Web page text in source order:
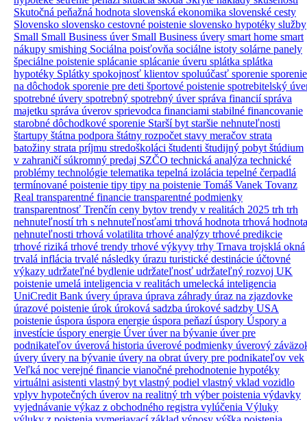
Skutočná peňažná hodnota slovenská ekonomika slovenské cesty
Slovensko slovensko cestovné poistenie slovensko hypotéky služby
Small Small Business úver Small Business úvery smart home smart
nákupy smishing Sociálna poisťovňa sociálne istoty solárne panely
špeciálne poistenie splácanie splácanie úveru splátka splátka
hypotéky Splátky spokojnosť klientov spoluúčasť sporenie sporenie
na dôchodok sporenie pre deti športové poistenie spotrebitelský
spotrebné úvery spotrebný spotrebný úverspráva financiíspráva
majetku správa úverov sprievodca financiami stabilné financovanie
starobné dôchodkové sporenie Starší byt staršie nehnuteľnosti
štartupy štátna podpora štátny rozpočet stavy meračov strata
batožiny strata príjmu stredoškoláci študenti študijný pobyt štúdium
v zahraničísúkromný predaj SZČO technická analýza technické
problémy technológie telematika tepelná izolácia tepelné čerpadlá
termínované poistenie tipy tipy na poistenie Tomáš Vanek Tovanz
Real transparentné financie transparentné podmienky
transparentnosť Trenčín ceny bytov trendy v realitách 2025 trh trh
nehnuteľnostítrh s nehnuteľnosťami trhová hodnota trhová hodnota
nehnuteľnosti trhová volatilita trhové analýzy trhové predikcie
trhové riziká trhové trendy trhové výkyvy trhy Trnava trojsklá okná
trvalá inflácia trvalé následky úrazu turistické destinácie účtovné
výkazy udržateľné bydlenie udržateľnosť udržateľný rozvoj UK
poistenie umelá inteligencia v realitách umelecká inteligencia
UniCredit Bank úvery úprava úprava záhrady úraz na zjazdovke
úrazové poistenie úrok úroková sadzba úrokové sadzby USA
poistenie úspora úspora energie úspora peňazíúspory Úspory a
investície úspory energie Úverúver na bývanie úver pre
podnikateľov úverová historia úverové podmienky úverový
úvery úvery na bývanie úvery na obrat úvery pre podnikateľov vek
Veľká noc verejné financie vianočné prehodnotenie hypotéky
virtuálni asistenti vlastný byt vlastný podiel vlastný vklad vozidlo
vplyv hypotečných úverov na realitný trh výber poistenia výdavky
vyjednávanie výkaz z obchodného registra vylúčenia Výluky